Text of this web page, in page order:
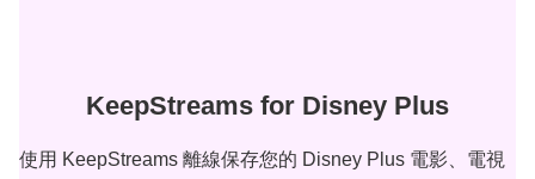
KeepStreams for Disney Plus
使用 KeepStreams 離線保存您的 Disney Plus 電影、電視